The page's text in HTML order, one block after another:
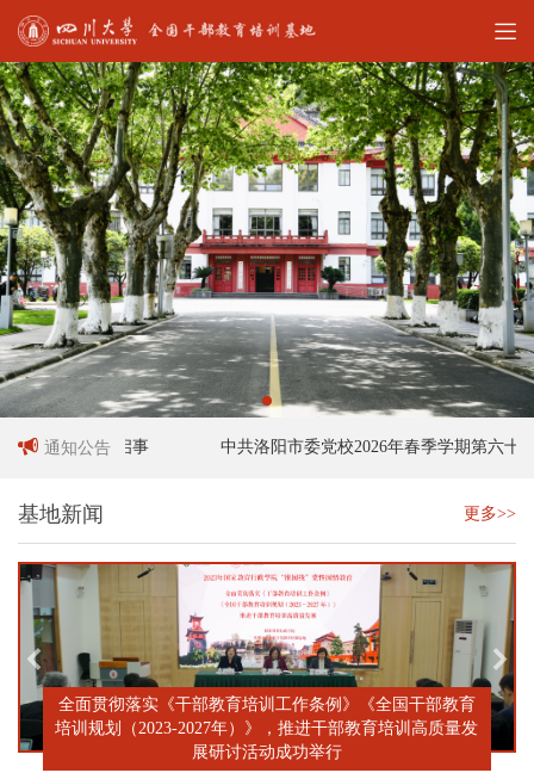
通知公告
人员招聘启事 中共洛阳市委党校2026年春季学期第六十六
基地新闻 更多>>
全面贯彻落实《干部教育培训工作条例》《全国干部教育
培训规划（2023-2027年）》，推进干部教育培训高质量发
展研讨活动成功举行